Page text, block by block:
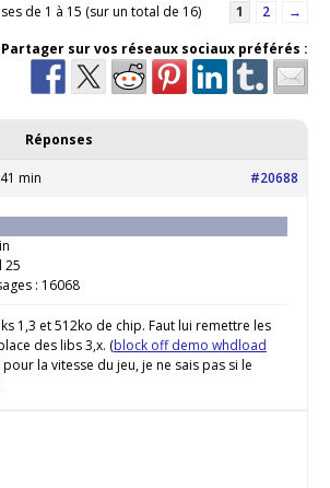
de 1 à 15 (sur un total de 16) 1 2
→
Partager sur vos réseaux sociaux préférés :
Réponses
min #20688
25
: 16068
1,3 et 512ko de chip. Faut lui remettre les
des libs 3,x. (block off demo whdload
pour la vitesse du jeu, je ne sais pas si le